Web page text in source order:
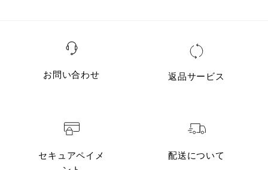
お問い合わせ 返品サービス
セキュアペイメ
配送について